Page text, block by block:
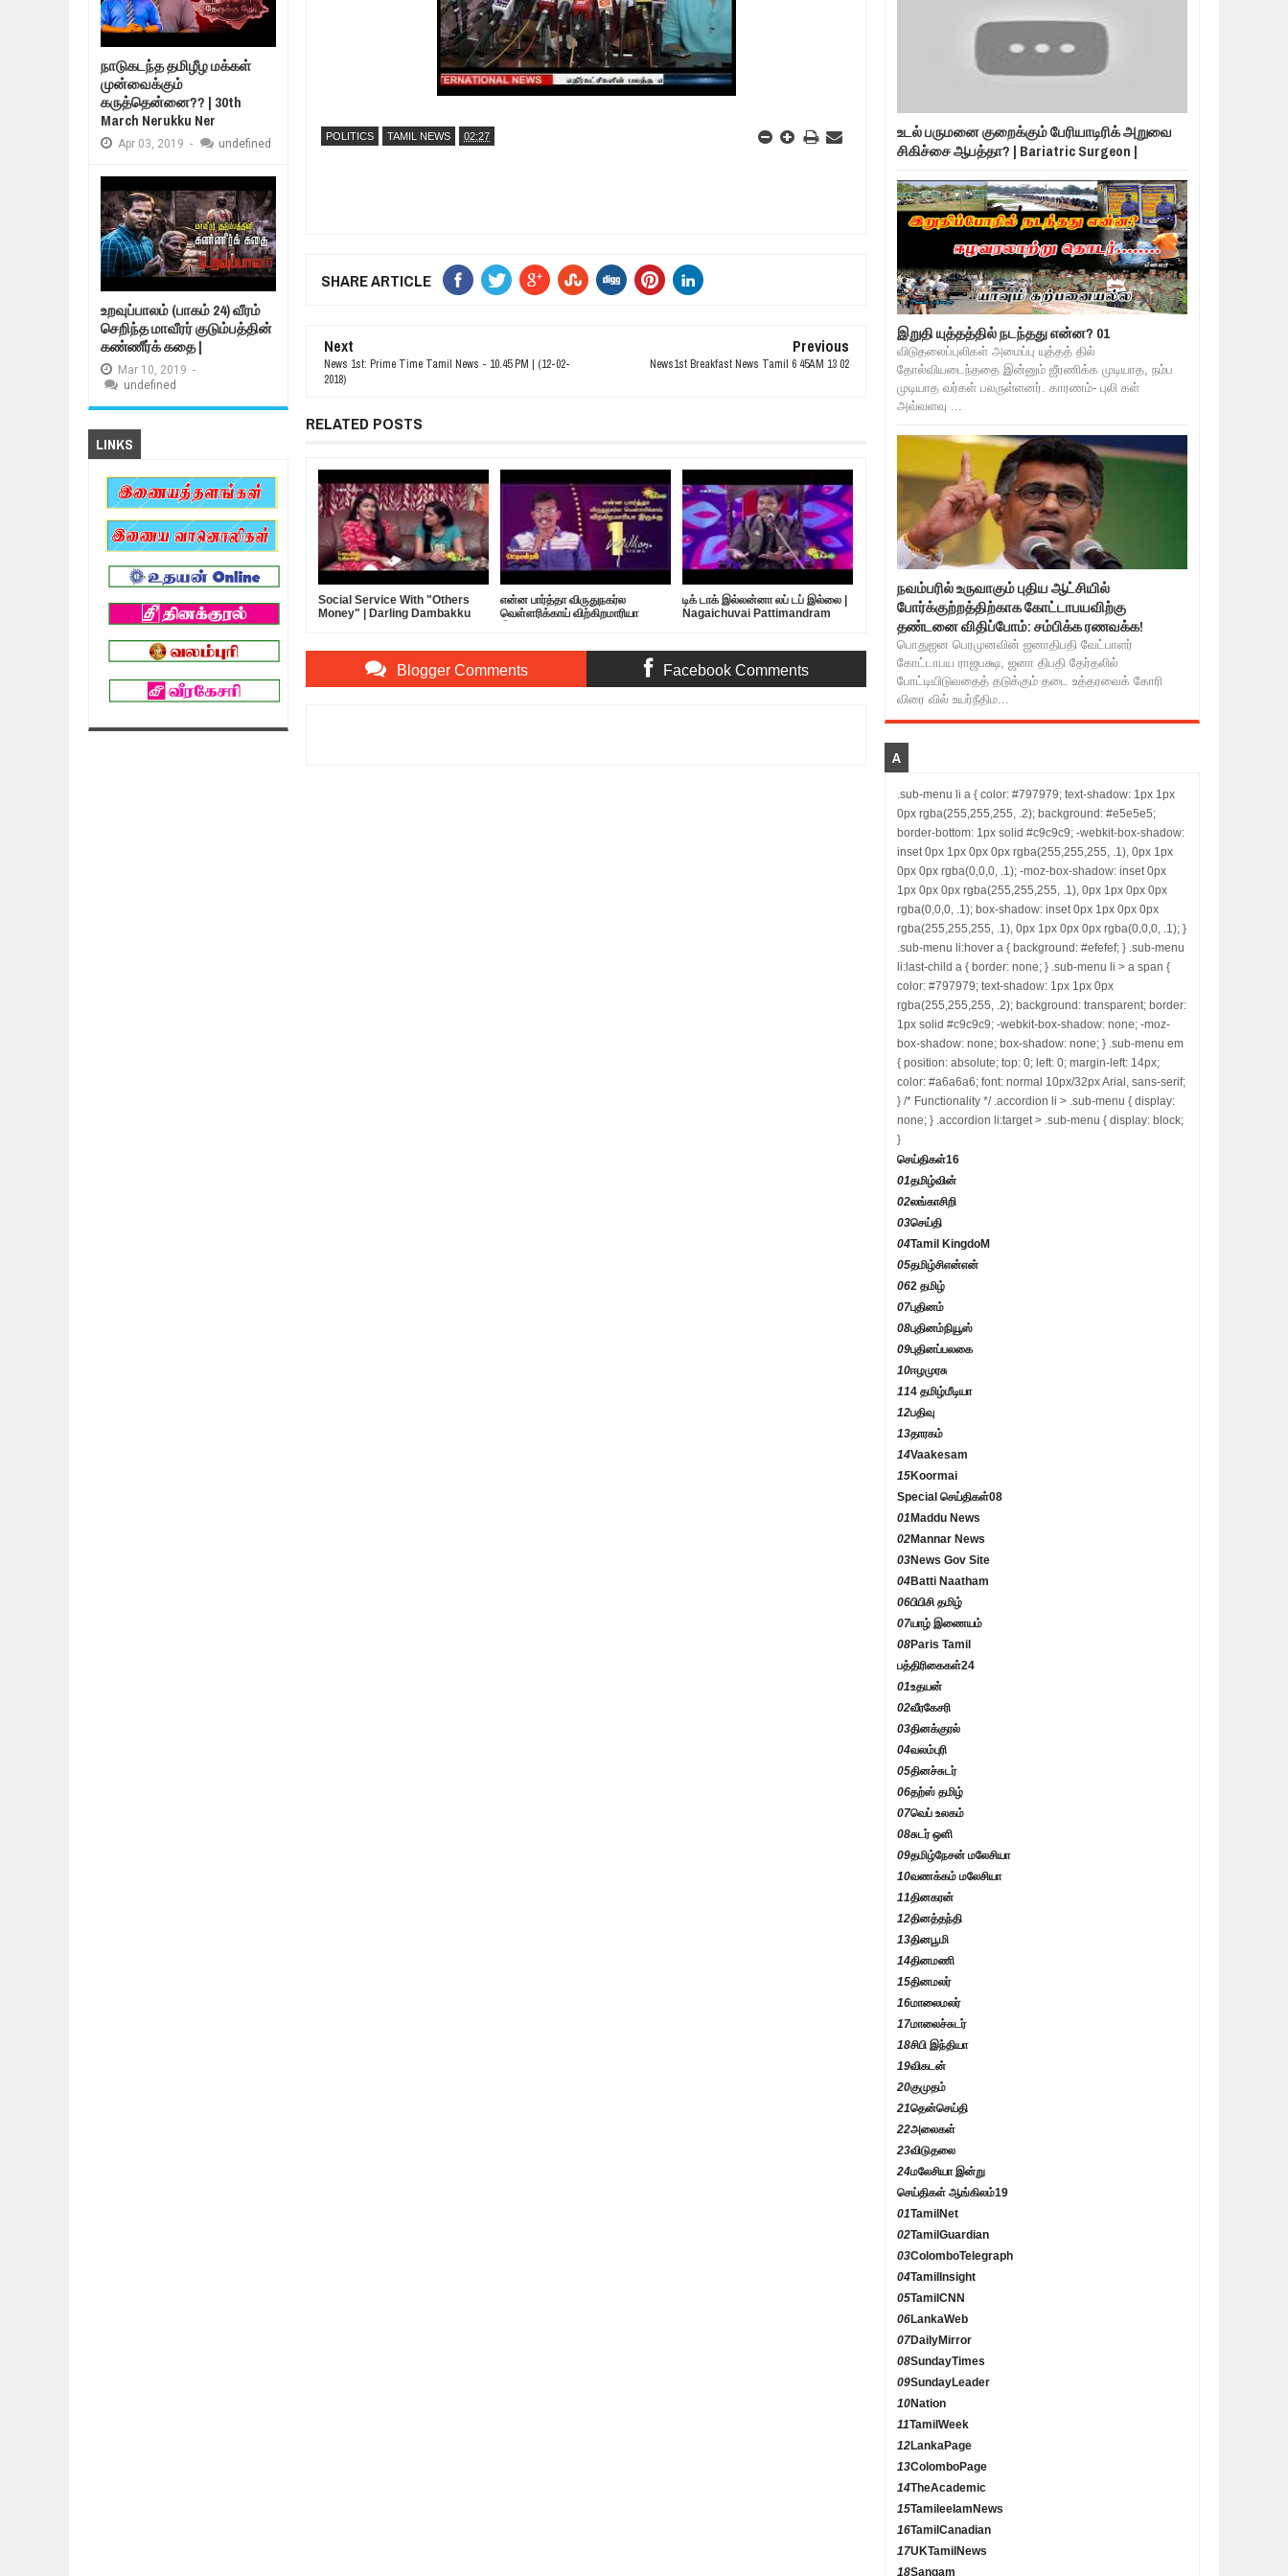
POLITICS TAMIL NEWS 02:27
SHARE ARTICLE
Next
News 1st: Prime Time Tamil News - 10.45 PM | (12-02-
2018)
Previous
News1st Breakfast News Tamil 6 45AM 13 02
RELATED POSTS
Social Service With "Others
Money" | Darling Dambakku
என்ன பார்த்தா விருதுநகர்ல
வெள்ளரிக்காய் விற்கிறமாரியா
டிக் டாக் இல்லன்னா லப் டப் இல்லை |
Nagaichuvai Pattimandram
Blogger Comments Facebook Comments
நாடுகடந்த தமிழீழ மக்கள்
முன்வைக்கும்
கருத்தென்னை?? | 30th
March Nerukku Ner
Apr 03, 2019 - undefined
உறவுப்பாலம் (பாகம் 24) வீரம்
செறிந்த மாவீரர் குடும்பத்தின்
கண்ணீர்க் கதை |
Mar 10, 2019 -
undefined
LINKS
உடல் பருமனை குறைக்கும் பேரியாடிரிக் அறுவை
சிகிச்சை ஆபத்தா? | Bariatric Surgeon |
இறுதி யுத்தத்தில் நடந்தது என்ன? 01
விடுதலைப்புலிகள் அமைப்பு யுத்தத் தில்
தோல்வியடைந்ததை இன்னும் ஜீரணிக்க முடியாத, நம்ப
முடியாத வர்கள் பலருள்ளனர். காரணம்- புலி கள்
அவ்வளவு ...
நவம்பரில் உருவாகும் புதிய ஆட்சியில்
போர்க்குற்றத்திற்காக கோட்டாபயவிற்கு
தண்டனை விதிப்போம்: சம்பிக்க ரணவக்க!
பொதுஜன பெரமுனவின் ஜனாதிபதி வேட்பாளர்
கோட்டாபய ராஜபக்ஷ, ஜனா திபதி தேர்தலில்
போட்டியிடுவதைத் தடுக்கும் தடை உத்தரவைக் கோரி
விரை வில் உயர்நீதிம...
A
.sub-menu li a { color: #797979; text-shadow: 1px 1px
0px rgba(255,255,255, .2); background: #e5e5e5;
border-bottom: 1px solid #c9c9c9; -webkit-box-shadow:
inset 0px 1px 0px 0px rgba(255,255,255, .1), 0px 1px
0px 0px rgba(0,0,0, .1); -moz-box-shadow: inset 0px
1px 0px 0px rgba(255,255,255, .1), 0px 1px 0px 0px
rgba(0,0,0, .1); box-shadow: inset 0px 1px 0px 0px
rgba(255,255,255, .1), 0px 1px 0px 0px rgba(0,0,0, .1); }
.sub-menu li:hover a { background: #efefef; } .sub-menu
li:last-child a { border: none; } .sub-menu li > a span {
color: #797979; text-shadow: 1px 1px 0px
rgba(255,255,255, .2); background: transparent; border:
1px solid #c9c9c9; -webkit-box-shadow: none; -moz-
box-shadow: none; box-shadow: none; } .sub-menu em
{ position: absolute; top: 0; left: 0; margin-left: 14px;
color: #a6a6a6; font: normal 10px/32px Arial, sans-serif;
} /* Functionality */ .accordion li > .sub-menu { display:
none; } .accordion li:target > .sub-menu { display: block;
}
செய்திகள்16
01தமிழ்வின்
02லங்காசிறி
03செய்தி
04Tamil KingdoM
05தமிழ்சிஎன்என்
062 தமிழ்
07புதினம்
08புதினம்நியூஸ்
09புதினப்பலகை
10ஈழமுரசு
114 தமிழ்மீடியா
12பதிவு
13தாரகம்
14Vaakesam
15Koormai
Special செய்திகள்08
01 Maddu News
02Mannar News
03News Gov Site
04Batti Naatham
06பிபிசி தமிழ்
07யாழ் இணையம்
08Paris Tamil
பத்திரிகைகள்24
01உதயன்
02வீரகேசரி
03தினக்குரல்
04வலம்புரி
05தினச்சுடர்
06தற்ஸ் தமிழ்
07வெப் உலகம்
08சுடர் ஒளி
09தமிழ்நேசன் மலேசியா
10வணக்கம் மலேசியா
11தினகரன்
12தினத்தந்தி
13தினபூமி
14தினமணி
15தினமலர்
16மாலைமலர்
17மாலைச்சுடர்
18சிபி இந்தியா
19விகடன்
20குமுதம்
21தென்செய்தி
22அலைகள்
23விடுதலை
24மலேசியா இன்று
செய்திகள் ஆங்கிலம்19
01TamilNet
02TamilGuardian
03ColomboTelegraph
04TamilInsight
05TamilCNN
06LankaWeb
07DailyMirror
08SundayTimes
09SundayLeader
10Nation
11TamilWeek
12LankaPage
13ColomboPage
14TheAcademic
15TamileelamNews
16TamilCanadian
17UKTamilNews
18Sangam